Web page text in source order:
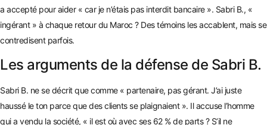
a accepté pour aider « car je n’étais pas interdit bancaire ». Sabri B., «
ingérant » à chaque retour du Maroc ? Des témoins les accablent, mais se
contredisent parfois.
Les arguments de la défense de Sabri B.
Sabri B. ne se décrit que comme « partenaire, pas gérant. J’ai juste
haussé le ton parce que des clients se plaignaient ». Il accuse l’homme
qui a vendu la société, « il est où avec ses 62 % de parts ? S’il ne